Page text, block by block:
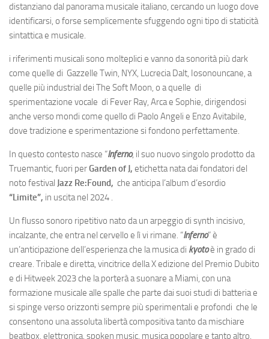
distanziano dal panorama musicale italiano, cercando un luogo dove
identificarsi, o forse semplicemente sfuggendo ogni tipo di staticità
sintattica e musicale.
i riferimenti musicali sono molteplici e vanno da sonorità più dark
come quelle di Gazzelle Twin, NYX, Lucrecia Dalt, Iosonouncane, a
quelle più industrial dei The Soft Moon, o a quelle di
sperimentazione vocale di Fever Ray, Arca e Sophie, dirigendosi
anche verso mondi come quello di Paolo Angeli e Enzo Avitabile,
dove tradizione e sperimentazione si fondono perfettamente.
In questo contesto nasce “Inferno, il suo nuovo singolo prodotto da
Truemantic, fuori perGarden of J, etichetta nata dai fondatori del
noto festival Jazz Re:Found, che anticipa l’album d’esordio
“Limite”, in uscita nel 2024 .
Un flusso sonoro ripetitivo nato da un arpeggio di synth incisivo,
incalzante, che entra nel cervello e lì vi rimane. “Inferno” è
un’anticipazione dell’esperienza che la musica di kyotoè in grado di
creare. Tribale e diretta, vincitrice della X edizione del Premio Dubito
e di Hitweek 2023 che la porterà a suonare a Miami, con una
formazione musicale alle spalle che parte dai suoi studi di batteria e
si spinge verso orizzonti sempre più sperimentali e profondi che le
consentono una assoluta libertà compositiva tanto da mischiare
beatbox, elettronica, spoken music, musica popolare e tanto altro,